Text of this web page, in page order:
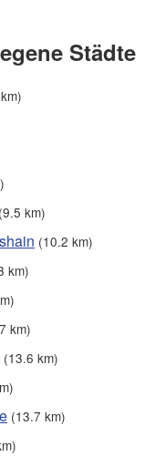
Städte
(9.5 km)
(10.2 km)
km)
km)
(13.6 km)
(13.7 km)